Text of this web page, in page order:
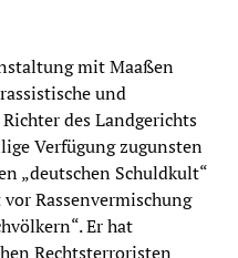
mit Maaßen
und
des Landgerichts
Verfügung zugunsten
„deutschen Schuldkult“
Rassenvermischung
Er hat
Rechtsterroristen